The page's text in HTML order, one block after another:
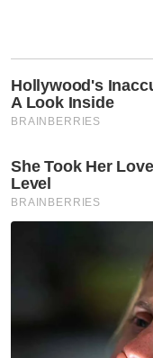
eksploitasi kerja
"Serbuan ini
dipercayai
Melaka.
"Selain itu,
melibatkan 30
warga
40 tahun yang
berjaya
Harian hari ini.